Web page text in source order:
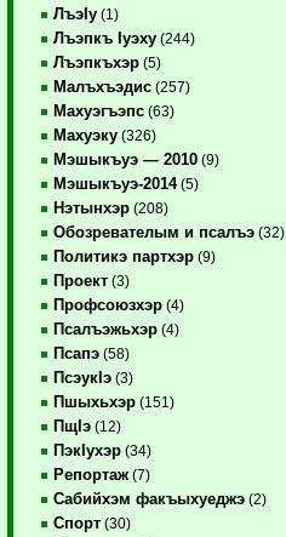
ЛъэIу (1)
Лъэпкъ Iуэху (244)
Лъэпкъхэр (5)
Малъхъэдис (257)
Махуэгъэпс (63)
Махуэку (326)
Мэшыкъуэ — 2010 (9)
Мэшыкъуэ-2014(5)
Нэтынхэр (208)
Обозревателым и псалъэ (32)
Политикэ партхэр (9)
Проект (3)
Профсоюзхэр (4)
Псалъэжьхэр (4)
Псапэ (58)
ПсэукIэ (3)
Пшыхьхэр (151)
ПщIэ (12)
ПэкIухэр (34)
Репортаж (7)
Сабийхэм факъыхуеджэ (2)
Спорт (30)